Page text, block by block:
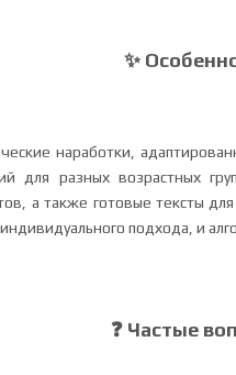
✨
наработки,
для разных возрастных
а также готовые тексты
подхода, и
❓ Частые